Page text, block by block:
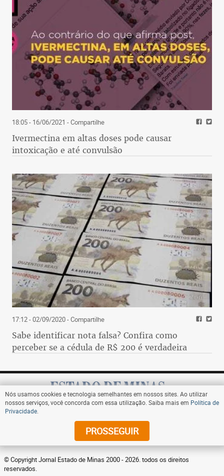
18:05 - 16/06/2021 - Compartilhe
Ivermectina em altas doses pode causar
intoxicação e até convulsão
17:12 - 02/09/2020- Compartilhe
Sabe identificar nota falsa? Confira como
perceber se a cédula de R$ 200 é verdadeira
Assine
© Copyright Jornal Estado de Minas 2000 - 2026. todos os direitos
reservados.
Nós usamos cookies e tecnologia semelhantes em nossos sites. Ao utilizar
nossos serviços, você concorda com essa utilização. Saiba mais em Política de
Privacidade
PROSSEGUIR